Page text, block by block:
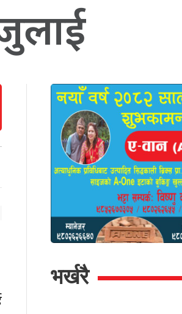
भर्खरै